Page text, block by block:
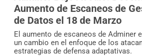
Aumento de Escaneos de
de Datos el 18 de Marzo
El aumento de escaneos de Adminer
un cambio en el enfoque de los
estrategias de defensa adaptativas.